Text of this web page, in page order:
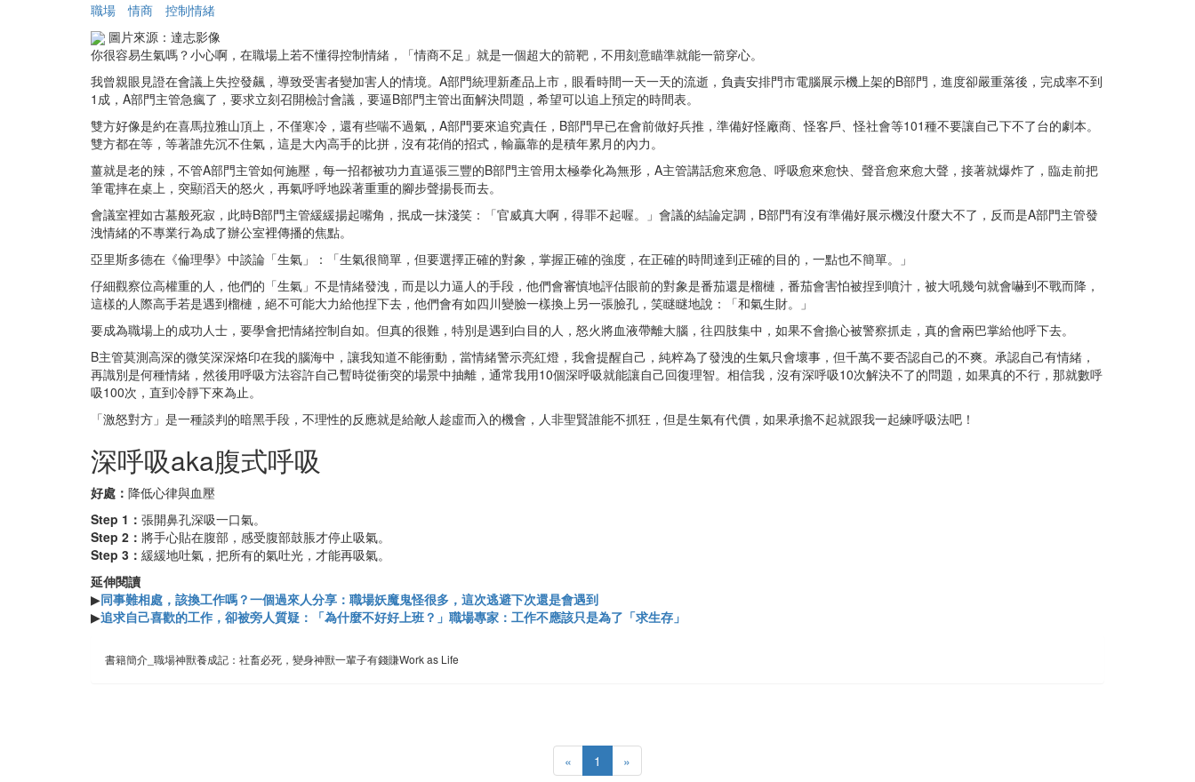
職場
情商
控制情緒
圖片來源：達志影像
你很容易生氣嗎？小心啊，在職場上若不懂得控制情緒，「情商不足」就是一個超大的箭靶，不用刻意瞄準就能一箭穿心。
我曾親眼見證在會議上失控發飆，導致受害者變加害人的情境。A部門統理新產品上市，眼看時間一天一天的流逝，負責安排門市電腦展示機上架的B部門，進度卻嚴重落後，完成率不到
1成，A部門主管急瘋了，要求立刻召開檢討會議，要逼B部門主管出面解決問題，希望可以追上預定的時間表。
雙方好像是約在喜馬拉雅山頂上，不僅寒冷，還有些喘不過氣，A部門要來追究責任，B部門早已在會前做好兵推，準備好怪廠商、怪客戶、怪社會等101種不要讓自己下不了台的劇本。
雙方都在等，等著誰先沉不住氣，這是大內高手的比拼，沒有花俏的招式，輸贏靠的是積年累月的內力。
薑就是老的辣，不管A部門主管如何施壓，每一招都被功力直逼張三豐的B部門主管用太極拳化為無形，A主管講話愈來愈急、呼吸愈來愈快、聲音愈來愈大聲，接著就爆炸了，臨走前把
筆電摔在桌上，突顯滔天的怒火，再氣呼呼地跺著重重的腳步聲揚長而去。
會議室裡如古墓般死寂，此時B部門主管緩緩揚起嘴角，抿成一抹淺笑：「官威真大啊，得罪不起喔。」會議的結論定調，B部門有沒有準備好展示機沒什麼大不了，反而是A部門主管發
洩情緒的不專業行為成了辦公室裡傳播的焦點。
亞里斯多德在《倫理學》中談論「生氣」：「生氣很簡單，但要選擇正確的對象，掌握正確的強度，在正確的時間達到正確的目的，一點也不簡單。」
仔細觀察位高權重的人，他們的「生氣」不是情緒發洩，而是以力逼人的手段，他們會審慎地評估眼前的對象是番茄還是榴槤，番茄會害怕被捏到噴汁，被大吼幾句就會嚇到不戰而降，
這樣的人際高手若是遇到榴槤，絕不可能大力給他捏下去，他們會有如四川變臉一樣換上另一張臉孔，笑瞇瞇地說：「和氣生財。」
要成為職場上的成功人士，要學會把情緒控制自如。但真的很難，特別是遇到白目的人，怒火將血液帶離大腦，往四肢集中，如果不會擔心被警察抓走，真的會兩巴掌給他呼下去。
B主管莫測高深的微笑深深烙印在我的腦海中，讓我知道不能衝動，當情緒警示亮紅燈，我會提醒自己，純粹為了發洩的生氣只會壞事，但千萬不要否認自己的不爽。承認自己有情緒，
再識別是何種情緒，然後用呼吸方法容許自己暫時從衝突的場景中抽離，通常我用10個深呼吸就能讓自己回復理智。相信我，沒有深呼吸10次解決不了的問題，如果真的不行，那就數呼
吸100次，直到冷靜下來為止。
「激怒對方」是一種談判的暗黑手段，不理性的反應就是給敵人趁虛而入的機會，人非聖賢誰能不抓狂，但是生氣有代價，如果承擔不起就跟我一起練呼吸法吧！
深呼吸aka腹式呼吸
好處： 降低心律與血壓
Step 1： 張開鼻孔深吸一口氣。
Step 2： 將手心貼在腹部，感受腹部鼓脹才停止吸氣。
Step 3： 緩緩地吐氣，把所有的氣吐光，才能再吸氣。
延伸閱讀
▶同事難相處，該換工作嗎？一個過來人分享：職場妖魔鬼怪很多，這次逃避下次還是會遇到
▶追求自己喜歡的工作，卻被旁人質疑：「為什麼不好好上班？」職場專家：工作不應該只是為了「求生存」
書籍簡介_職場神獸養成記：社畜必死，變身神獸一輩子有錢賺Work as Life
« 1 »